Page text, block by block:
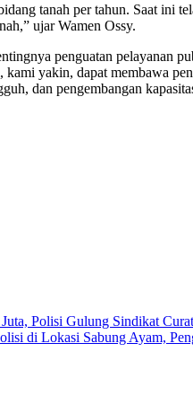
tanah per tahun. Saat ini
ujar Wamen Ossy.
penguatan pelayanan
kami yakin, dapat membawa
dan pengembangan
Polisi Gulung Sindikat
di Lokasi Sabung Ayam,